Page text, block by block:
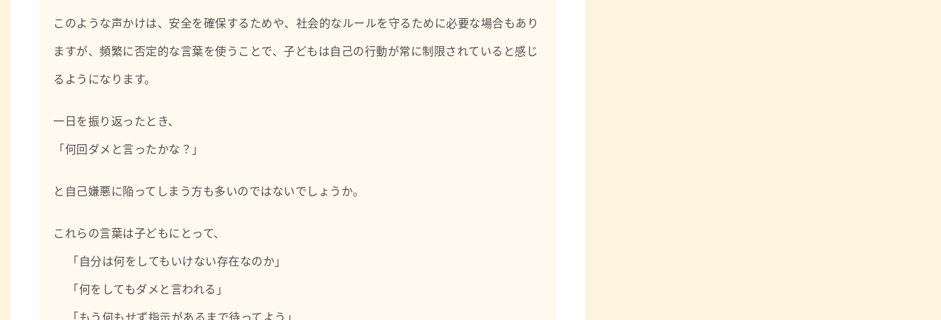
このような声かけは、安全を確保するためや、社会的なルールを守るために必要な場合もあり
ますが、頻繁に否定的な言葉を使うことで、子どもは自己の行動が常に制限されていると感じ
るようになります。
一日を振り返ったとき、
「何回ダメと言ったかな？」
と自己嫌悪に陥ってしまう方も多いのではないでしょうか。
これらの言葉は子どもにとって、
「自分は何をしてもいけない存在なのか」
「何をしてもダメと言われる」
「もう何もせず指示があるまで待ってよう」